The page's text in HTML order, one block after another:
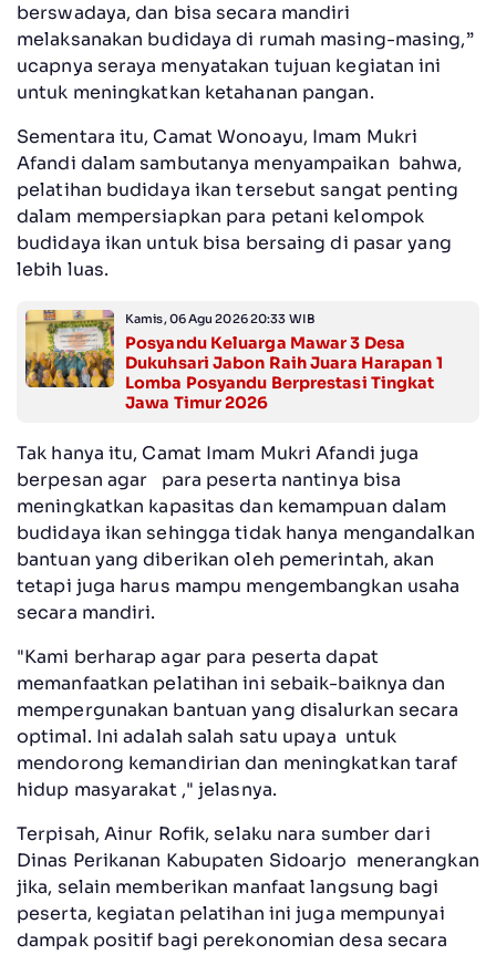
berswadaya, dan bisa secara mandiri
melaksanakan budidaya di rumah masing-masing,”
ucapnya seraya menyatakan tujuan kegiatan ini
untuk meningkatkan ketahanan pangan.
Sementara itu, Camat Wonoayu, Imam Mukri
Afandi dalam sambutanya menyampaikan bahwa,
pelatihan budidaya ikan tersebut sangat penting
dalam mempersiapkan para petani kelompok
budidaya ikan untuk bisa bersaing di pasar yang
lebih luas.
Kamis, 06 Agu 2026 20:33 WIB
Posyandu Keluarga Mawar 3 Desa
Dukuhsari Jabon Raih Juara Harapan 1
Lomba Posyandu Berprestasi Tingkat
Jawa Timur 2026
Tak hanya itu, Camat Imam Mukri Afandi juga
berpesan agar para peserta nantinya bisa
meningkatkan kapasitas dan kemampuan dalam
budidaya ikan sehingga tidak hanya mengandalkan
bantuan yang diberikan oleh pemerintah, akan
tetapi juga harus mampu mengembangkan usaha
secara mandiri.
"Kami berharap agar para peserta dapat
memanfaatkan pelatihan ini sebaik-baiknya dan
mempergunakan bantuan yang disalurkan secara
optimal. Ini adalah salah satu upaya untuk
mendorong kemandirian dan meningkatkan taraf
hidup masyarakat ," jelasnya.
Terpisah, Ainur Rofik, selaku nara sumber dari
Dinas Perikanan Kabupaten Sidoarjo menerangkan
jika, selain memberikan manfaat langsung bagi
peserta, kegiatan pelatihan ini juga mempunyai
dampak positif bagi perekonomian desa secara